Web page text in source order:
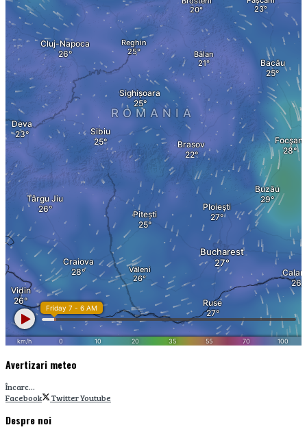
MB AIRPLAY CHART
BUZZ
Vedete
Filme si Seriale
Fun
Timp liber
No Result
View All Result
Avertizari meteo
Încarc...
Facebook
TwitterYoutube
Despre noi